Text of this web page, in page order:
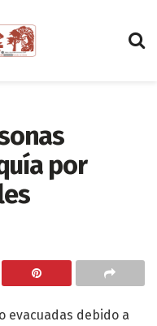
por
evacuadas debido a